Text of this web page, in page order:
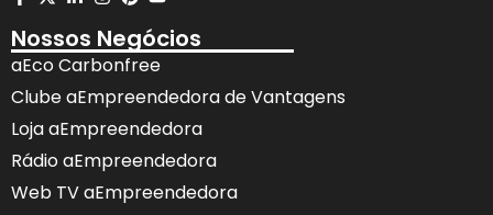
Nossos Negócios
aEco Carbonfree
Clube aEmpreendedora de Vantagens
Loja aEmpreendedora
Rádio aEmpreendedora
Web TV aEmpreendedora